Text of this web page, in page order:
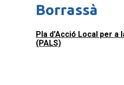
Borrassà
Pla d’Acció Local per a
(PALS)